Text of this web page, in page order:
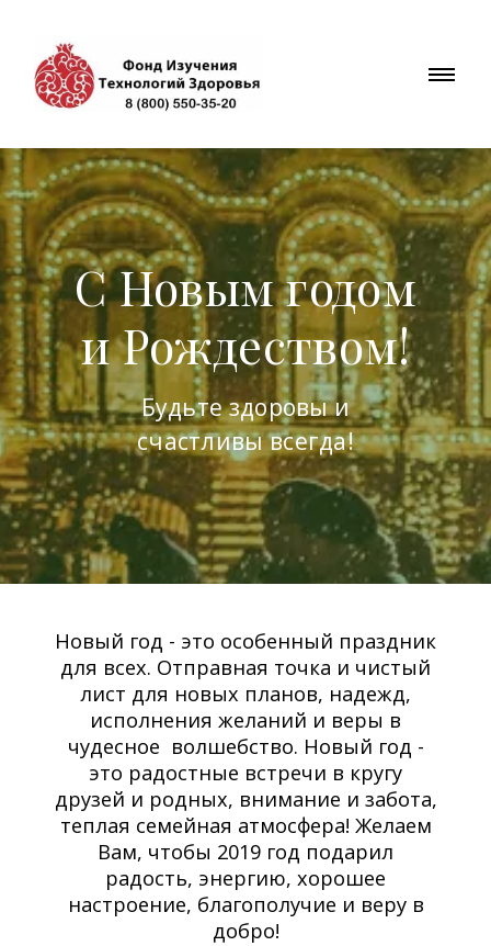
С Новым годом
и Рождеством!
Будьте здоровы и
счастливы всегда!
Новый год - это особенный праздник
для всех. Отправная точка и чистый
лист для новых планов, надежд,
исполнения желаний и веры в
чудесное волшебство. Новый год -
это радостные встречи в кругу
друзей и родных, внимание и забота,
теплая семейная атмосфера! Желаем
Вам, чтобы 2019 год подарил
радость, энергию, хорошее
настроение, благополучие и веру в
добро!